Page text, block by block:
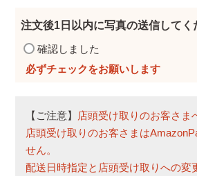
須
注文後1日以内に写真の送信してく
確認しました
【ご注意】 店頭受け取りのお客さま
店頭受け取りのお客さまは
せん。
配送日時指定と店頭受け取りへの変